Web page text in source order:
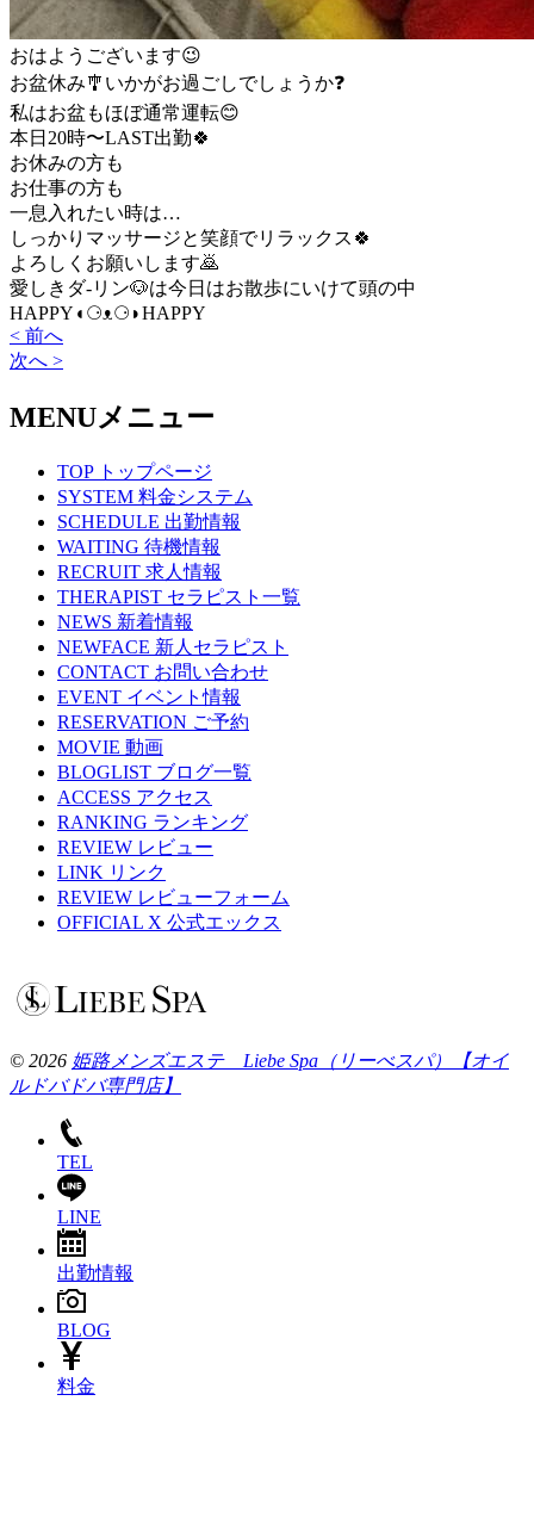
おはようございます😉
お盆休み🎐いかがお過ごしでしょうか❓
私はお盆もほぼ通常運転😊
本日20時〜LAST出勤🍀
お休みの方も
お仕事の方も
一息入れたい時は…
しっかりマッサージと笑顔でリラックス🍀
よろしくお願いします🙇
愛しきダ-リン🐶は今日はお散歩にいけて頭の中
HAPPY◖⁠⚆⁠ᴥ⁠⚆⁠◗HAPPY
< 前へ
次へ >
MENUメニュー
TOP トップページ
SYSTEM 料金システム
SCHEDULE 出勤情報
WAITING 待機情報
RECRUIT 求人情報
THERAPIST セラピスト一覧
NEWS 新着情報
NEWFACE 新人セラピスト
CONTACT お問い合わせ
EVENT イベント情報
RESERVATION ご予約
MOVIE 動画
BLOGLIST ブログ一覧
ACCESS アクセス
RANKING ランキング
REVIEW レビュー
LINK リンク
REVIEW レビューフォーム
OFFICIAL X 公式エックス
© 2026 姫路メンズエステ Liebe Spa（リーべスパ）【オイ
ルドバドバ専門店】
TEL
LINE
出勤情報
BLOG
料金